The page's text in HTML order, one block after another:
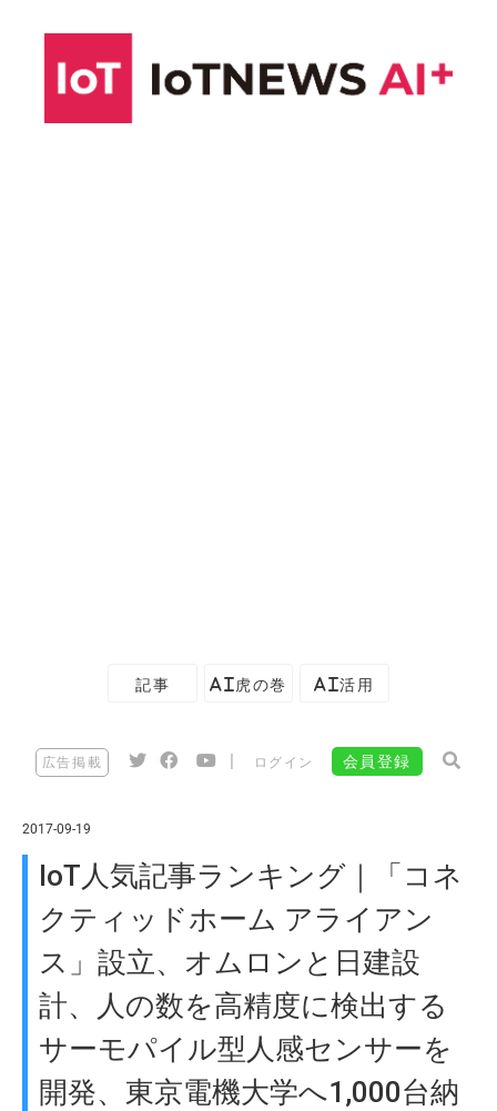
記事 AI虎の巻 AI活用
広告掲載 ログイン 会員登録
2017-09-19
IoT人気記事ランキング｜「コネ
クティッドホーム アライアン
ス」設立、オムロンと日建設
計、人の数を高精度に検出する
サーモパイル型人感センサーを
開発、東京電機大学へ1,000台納